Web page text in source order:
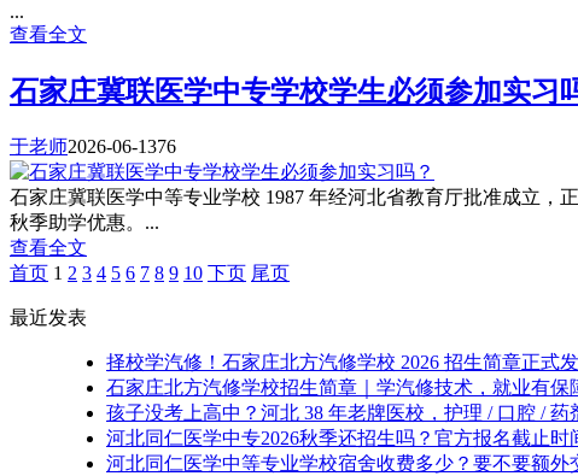
...
查看全文
石家庄冀联医学中专学校学生必须参加实习
于老师2026-06-1376
石家庄冀联医学中等专业学校 1987 年经河北省教育厅批准成立，
秋季助学优惠。...
查看全文
首页 1 2 3 4 5 6 7 8 9 10 下页 尾页
最近发表
择校学汽修！石家庄北方汽修学校 2026 招生简章正式
石家庄北方汽修学校招生简章｜学汽修技术，就业有保
孩子没考上高中？河北 38 年老牌医校，护理 / 口腔 / 药
河北同仁医学中专2026秋季还招生吗？官方报名截止时
河北同仁医学中等专业学校宿舍收费多少？要不要额外